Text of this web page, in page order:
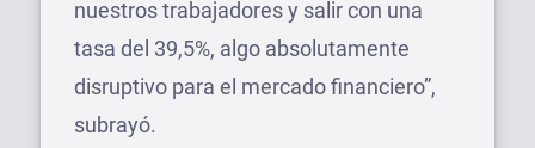
nuestros trabajadores y salir con una
tasa del 39,5%, algo absolutamente
disruptivo para el mercado financiero”,
subrayó.